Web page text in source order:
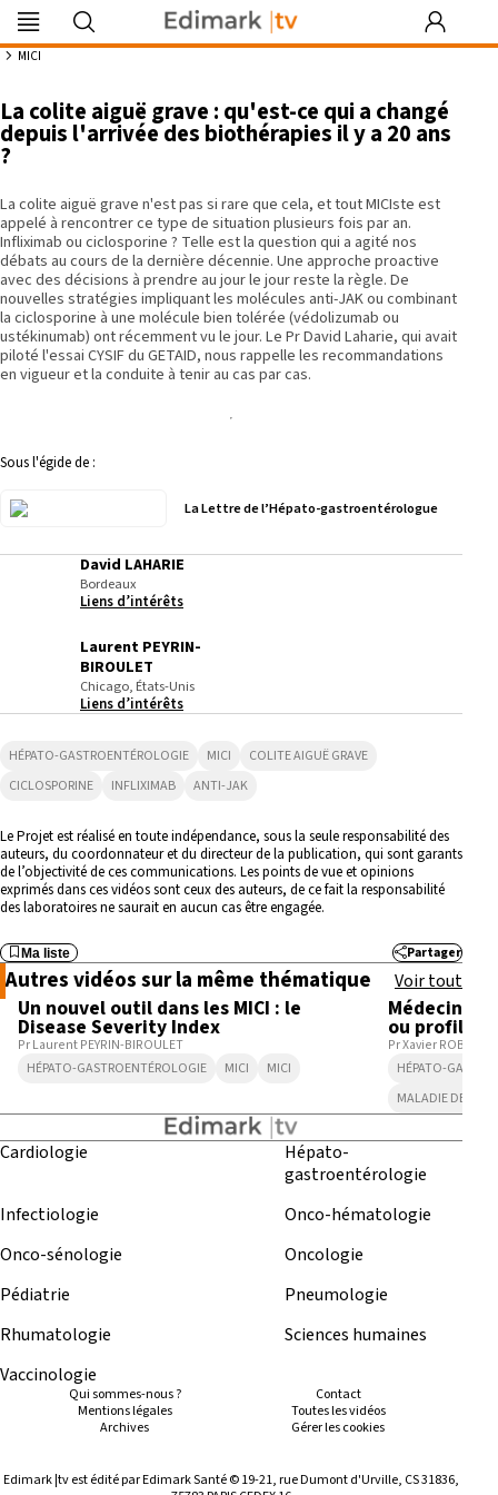
Formation
vous by Curie
Identifiant ou mot de passe oublié
Besoin d'aide ?
gratuitement
MICI
18:04
Ma liste Partager
La colite aiguë grave : qu'est-ce qui a changé
depuis l'arrivée des biothérapies il y a 20 ans
?
La colite aiguë grave n'est pas si rare que cela, et tout MICIste est
appelé à rencontrer ce type de situation plusieurs fois par an.
Infliximab ou ciclosporine ? Telle est la question qui a agité nos
débats au cours de la dernière décennie. Une approche proactive
avec des décisions à prendre au jour le jour reste la règle. De
nouvelles stratégies impliquant les molécules anti-JAK ou combinant
la ciclosporine à une molécule bien tolérée (védolizumab ou
ustékinumab) ont récemment vu le jour. Le Pr David Laharie, qui avait
piloté l'essai CYSIF du GETAID, nous rappelle les recommandations
en vigueur et la conduite à tenir au cas par cas.
Sous l'égide de :
La Lettre de l’Hépato-gastroentérologue
David LAHARIE
Bordeaux
Liens d’intérêts
Laurent PEYRIN-
BIROULET
Chicago, États-Unis
Liens d’intérêts
HÉPATO-GASTROENTÉROLOGIE MICI
COLITE AIGUË GRAVE
CICLOSPORINE
INFLIXIMAB ANTI-JAK
Le Projet est réalisé en toute indépendance, sous la seule responsabilité des
auteurs, du coordonnateur et du directeur de la publication, qui sont garants
de l’objectivité de ces communications. Les points de vue et opinions
exprimés dans ces vidéos sont ceux des auteurs, de ce fait la responsabilité
des laboratoires ne saurait en aucun cas être engagée.
Autres vidéos sur la même thématique Voir tout
3:35
Un nouvel outil dans les MICI : le
Disease Severity Index
Pr Laurent PEYRIN-BIROULET
HÉPATO-GASTROENTÉROLOGIE
MICI MICI
Médecine
ou profiling
Pr Xavier ROBLIN
HÉPATO-
MALADIE DE
Cardiologie
Hépato-
gastroentérologie
Infectiologie
Onco-hématologie
Onco-sénologie
Oncologie
Pédiatrie
Pneumologie
Rhumatologie
Sciences humaines
Vaccinologie
Qui sommes-nous ?
Contact
Mentions légales
Toutes les vidéos
Archives
Gérer les cookies
Edimark |tv est édité par Edimark Santé © 19-21, rue Dumont d'Urville, CS 31836,